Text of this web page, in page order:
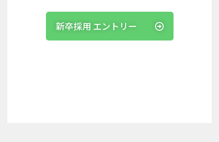
新卒採用 エントリー